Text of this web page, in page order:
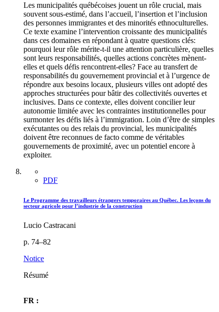
Les municipalités québécoises jouent un rôle crucial, mais
souvent sous-estimé, dans l’accueil, l’insertion et l’inclusion
des personnes immigrantes et des minorités ethnoculturelles.
Ce texte examine l’intervention croissante des municipalités
dans ces domaines en répondant à quatre questions clés:
pourquoi leur rôle mérite-t-il une attention particulière, quelles
sont leurs responsabilités, quelles actions concrètes mènent-
elles et quels défis rencontrent-elles? Face au transfert de
responsabilités du gouvernement provincial et à l’urgence de
répondre aux besoins locaux, plusieurs villes ont adopté des
approches structurées pour bâtir des collectivités ouvertes et
inclusives. Dans ce contexte, elles doivent concilier leur
autonomie limitée avec les contraintes institutionnelles pour
surmonter les défis liés à l’immigration. Loin d’être de simples
exécutantes ou des relais du provincial, les municipalités
doivent être reconnues de facto comme de véritables
gouvernements de proximité, avec un potentiel encore à
exploiter.
PDF
Le Programme des travailleurs étrangers temporaires au Québec. Les leçons du
secteur agricole pour l’industrie de la construction
Lucio Castracani
p. 74–82
Notice
Résumé
FR :